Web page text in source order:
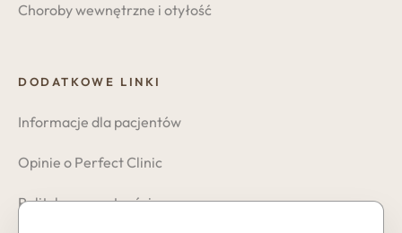
Choroby wewnętrzne i otyłość
DODATKOWE LINKI
Informacje dla pacjentów
Opinie o Perfect Clinic
Polityka prywatności